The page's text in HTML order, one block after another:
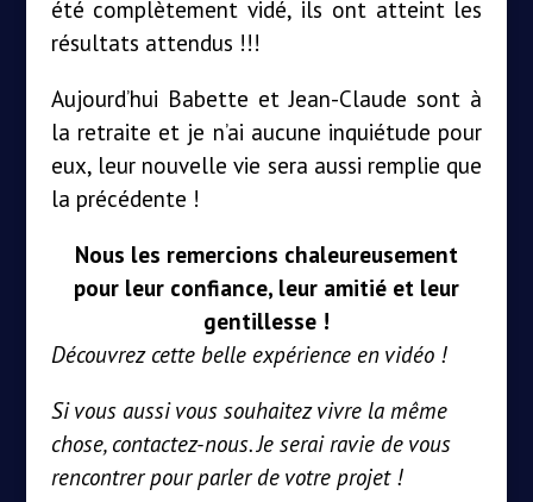
été complètement vidé, ils ont atteint les
résultats attendus !!!
Aujourd’hui Babette et Jean-Claude sont à
la retraite et je n’ai aucune inquiétude pour
eux, leur nouvelle vie sera aussi remplie que
la précédente !
Nous les remercions chaleureusement
pour leur confiance, leur amitié et leur
gentillesse !
Découvrez cette belle expérience en vidéo !
Si vous aussi vous souhaitez vivre la même
chose, contactez-nous. Je serai ravie de vous
rencontrer pour parler de votre projet !